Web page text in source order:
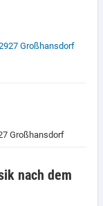
Großhansdorf
Großhansdorf
nach dem